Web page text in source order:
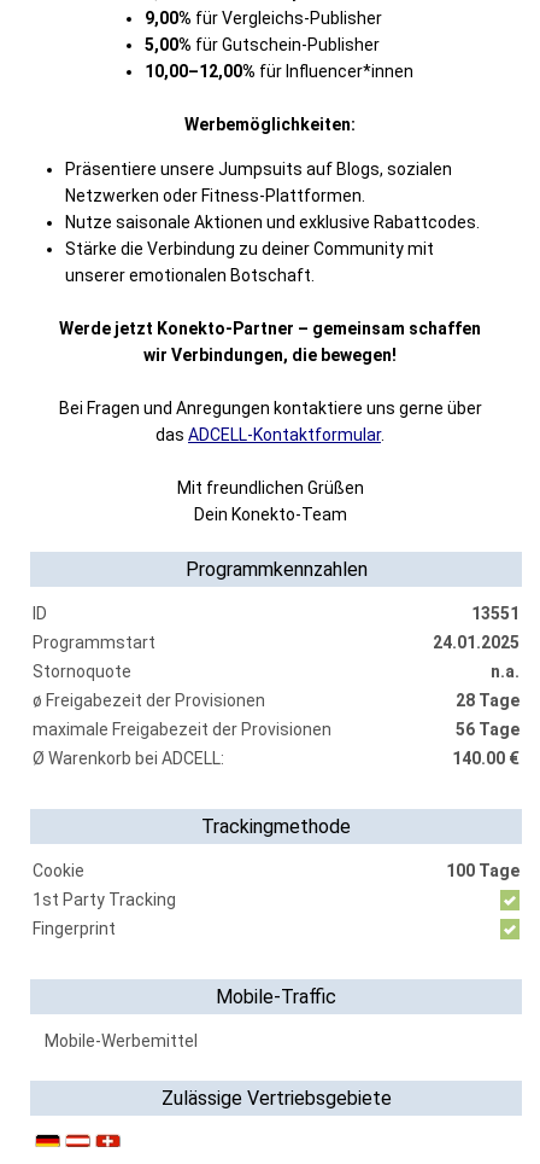
9,00% für Vergleichs-Publisher
5,00% für Gutschein-Publisher
10,00–12,00% für Influencer*innen
Werbemöglichkeiten:
Präsentiere unsere Jumpsuits auf Blogs, sozialen
Netzwerken oder Fitness-Plattformen.
Nutze saisonale Aktionen und exklusive Rabattcodes.
Stärke die Verbindung zu deiner Community mit
unserer emotionalen Botschaft.
Werde jetzt Konekto-Partner – gemeinsam schaffen
wir Verbindungen, die bewegen!
Bei Fragen und Anregungen kontaktiere uns gerne über
das ADCELL-Kontaktformular.
Mit freundlichen Grüßen
Dein Konekto-Team
Programmkennzahlen
ID
13551
Programmstart
24.01.2025
Stornoquote
n.a.
ø Freigabezeit der Provisionen
28 Tage
maximale Freigabezeit der Provisionen
56 Tage
Ø Warenkorb bei ADCELL:
140.00 €
Trackingmethode
Cookie
100 Tage
1st Party Tracking
Fingerprint
Mobile-Traffic
Mobile-Werbemittel
Zulässige Vertriebsgebiete